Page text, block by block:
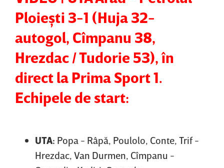
Ploieşti 3-1 (Huja 32-
autogol, Cîmpanu 38,
Hrezdac / Tudorie 53), în
direct la Prima Sport 1.
Echipele de start:
UTA: Popa - Râpă, Poulolo, Conte, Trif -
Hrezdac, Van Durmen, Cîmpanu -